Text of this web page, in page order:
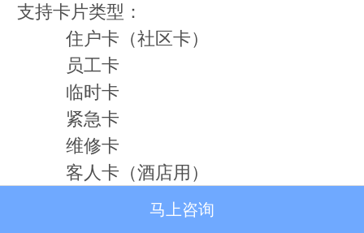
支持卡片类型：
住户卡（社区卡）
员工卡
临时卡
紧急卡
维修卡
客人卡（酒店用）
管理主卡（设置卡片权限，密码授
马上咨询